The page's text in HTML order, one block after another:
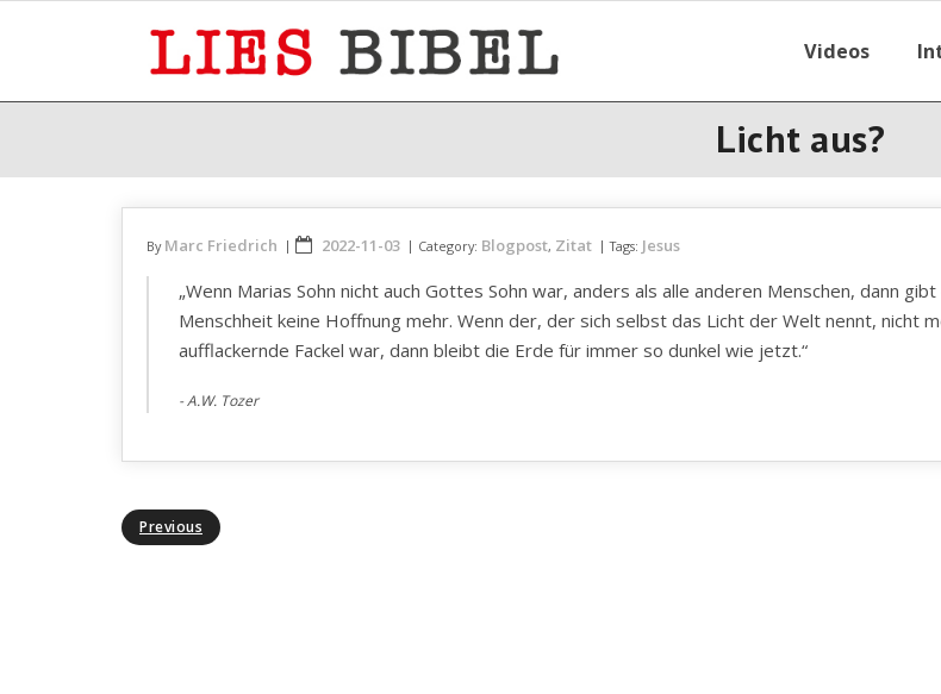
Videos
Licht aus?
By Marc Friedrich 2022-11-03 Category: Blogpost, Zitat Tags: Jesus
„Wenn Marias Sohn nicht auch Gottes Sohn war, anders als alle anderen Menschen, dann
Menschheit keine Hoffnung mehr. Wenn der, der sich selbst das Licht der Welt nennt, nicht
aufflackernde Fackel war, dann bleibt die Erde für immer so dunkel wie jetzt.“
A.W. Tozer
Previous